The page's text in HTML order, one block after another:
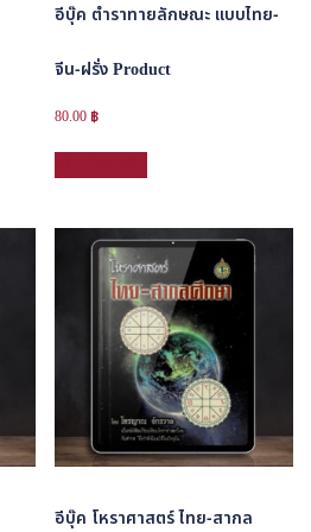
อีบุ๊ค ตำราทายลักษณะ แบบไทย-
จีน-ฝรั่ง Product
80.00 ฿
อีบุ๊ค โหราศาสตร์ ไทย-สากล